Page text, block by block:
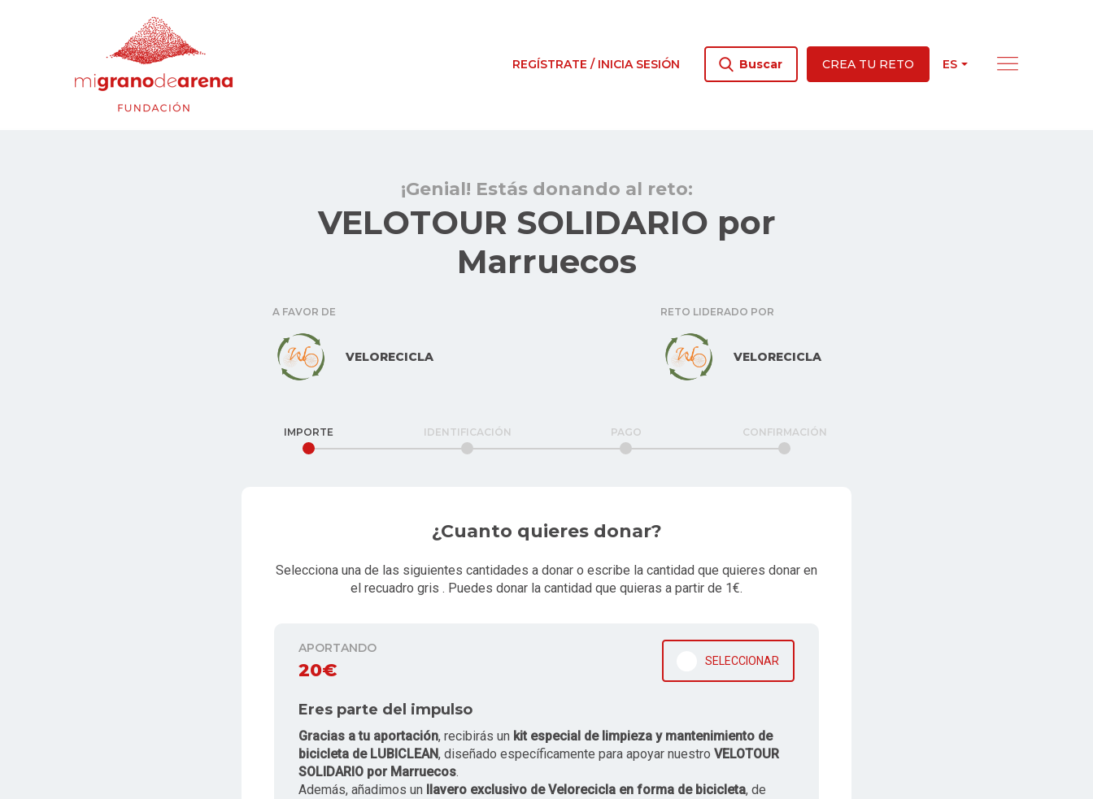
REGÍSTRATE / INICIA SESIÓN Buscar CREA TU RETO ES
¡Genial! Estás donando al reto:
VELOTOUR SOLIDARIO por
Marruecos
A FAVOR DE
VELORECICLA
RETO LIDERADO POR
VELORECICLA
IMPORTE IDENTIFICACIÓN PAGO CONFIRMACIÓN
¿Cuanto quieres donar?
Selecciona una de las siguientes cantidades a donar o escribe la cantidad que quieres donar en
el recuadro gris . Puedes donar la cantidad que quieras a partir de 1€.
APORTANDO
20€ SELECCIONAR
Eres parte del impulso
Gracias a tu aportación, recibirás un kit especial de limpieza y mantenimiento de
bicicleta de LUBICLEAN, diseñado específicamente para apoyar nuestro VELOTOUR
SOLIDARIO por Marruecos.
Además, añadimos un
llavero exclusivo de Velorecicla en forma de bicicleta, de